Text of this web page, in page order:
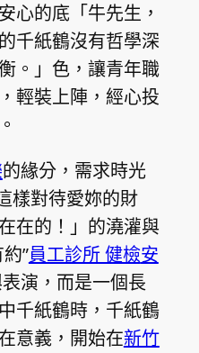
心的底「牛先生，
千紙鶴沒有哲學深
。」色，讓青年職
輕裝上陣，經心投
的緣分，需求時光
樣對待愛妳的財
在的！」的澆灌與
”員工診所 健檢安
演，而是一個長
千紙鶴時，千紙鶴
意義，開始在新竹